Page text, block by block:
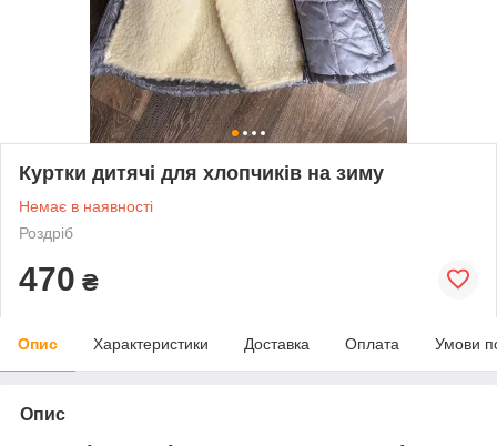
Куртки дитячі для хлопчиків на зиму
Немає в наявності
Роздріб
470 ₴
Опис Характеристики Доставка Оплата Умови
Опис